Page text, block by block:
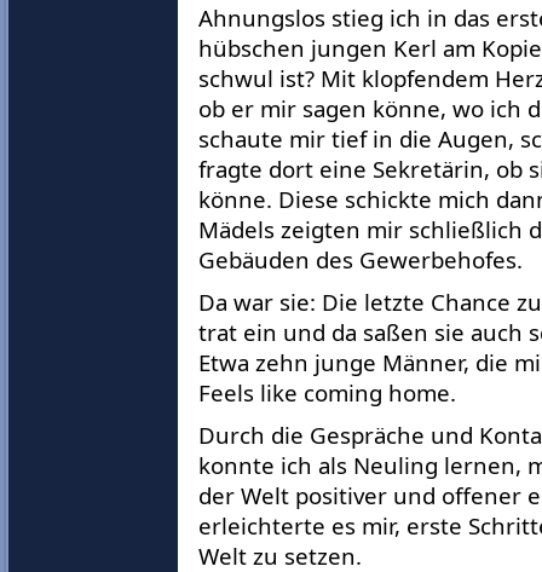
Ahnungslos stieg ich in das
hübschen jungen Kerl am
schwul ist? Mit klopfendem
ob er mir sagen könne, wo ich
schaute mir tief in die Augen,
fragte dort eine Sekretärin, ob
könne. Diese schickte mich
Mädels zeigten mir schließlich
Gebäuden des Gewerbehofes.
Da war sie: Die letzte Chance
trat ein und da saßen sie auch
Etwa zehn junge Männer, die
Feels like coming home.
Durch die Gespräche und
konnte ich als Neuling lernen,
der Welt positiver und offener
erleichterte es mir, erste
Welt zu setzen.